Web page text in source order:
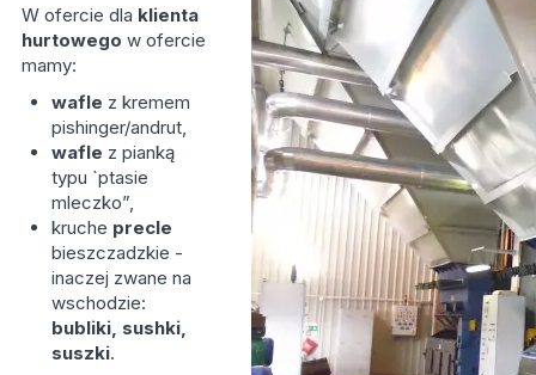
W ofercie dla klienta
hurtowego w ofercie
mamy:
wafle z kremem
pishinger/andrut,
wafle z pianką
typu `ptasie
mleczko”,
kruche precle
bieszczadzkie -
inaczej zwane na
wschodzie:
bubliki, sushki,
suszki.